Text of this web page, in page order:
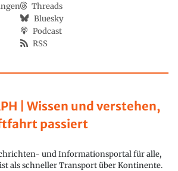
| Wissen und verstehen,
passiert
und Informationsportal für alle,
als schneller Transport über Kontinente.
Threads
Bluesky
Podcast
RSS